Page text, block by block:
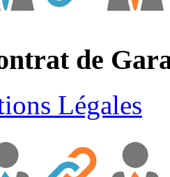
de
Légales